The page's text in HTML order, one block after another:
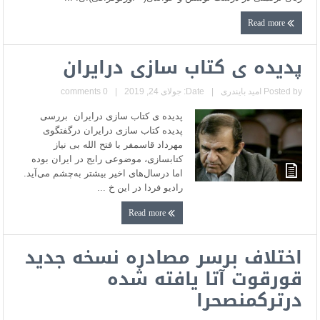
Read more
پدیده ی کتاب سازی درایران
Posted by امید بایندری | Date: جولای 24, 2019 |
0 comments
پدیده ی کتاب سازی درایران بررسی
پدیده کتاب سازی درایران درگفتگوی
مهرداد قاسمفر با فتح الله بی نیاز
کتابسازی، موضوعی رایج در ایران بوده
اما درسال‌های اخیر بیشتر به‌چشم می‌آید.
رادیو فردا در این خ ...
Read more
اختلاف برسر مصادره نسخه جدید
قورقوت آتا یافته شده
درترکمنصحرا